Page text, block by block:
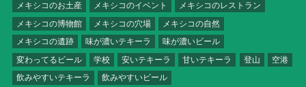
メキシコのお土産
メキシコのイベント
メキシコのレストラン
メキシコの博物館
メキシコの穴場
メキシコの自然
メキシコの遺跡
味が濃いテキーラ
味が濃いビール
変わってるビール
学校 安いテキーラ 甘いテキーラ 登山
空港
飲みやすいテキーラ
飲みやすいビール